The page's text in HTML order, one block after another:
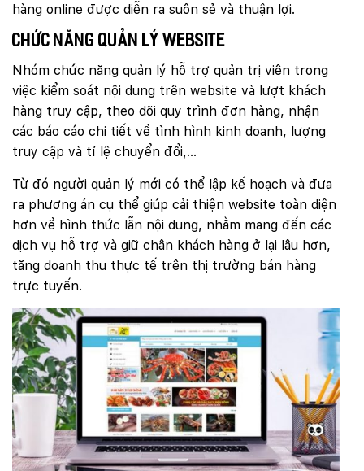
hàng online được diễn ra suôn sẻ và thuận lợi.
Chức năng quản lý website
Nhóm chức năng quản lý hỗ trợ quản trị viên trong
việc kiểm soát nội dung trên website và lượt khách
hàng truy cập, theo dõi quy trình đơn hàng, nhận
các báo cáo chi tiết về tình hình kinh doanh, lượng
truy cập và tỉ lệ chuyển đổi,…
Từ đó người quản lý mới có thể lập kế hoạch và đưa
ra phương án cụ thể giúp cải thiện website toàn diện
hơn về hình thức lẫn nội dung, nhằm mang đến các
dịch vụ hỗ trợ và giữ chân khách hàng ở lại lâu hơn,
tăng doanh thu thực tế trên thị trường bán hàng
trực tuyến.